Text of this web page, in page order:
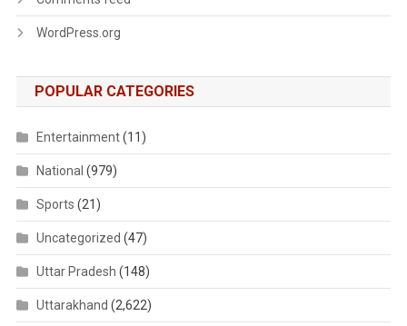
WordPress.org
POPULAR CATEGORIES
Entertainment(11)
National (979)
Sports (21)
Uncategorized (47)
Uttar Pradesh (148)
Uttarakhand (2,622)